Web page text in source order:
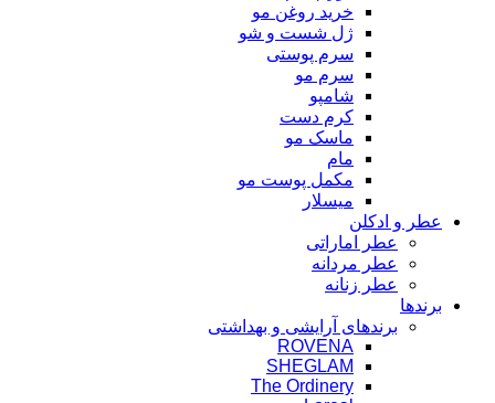
خرید روغن مو
ژل شست و شو
سرم پوستی
سرم مو
شامپو
کرم دست
ماسک مو
مام
مکمل پوست مو
میسلار
عطر و ادکلن
عطر اماراتی
عطر مردانه
عطر زنانه
برندها
برندهای آرایشی و بهداشتی
ROVENA
SHEGLAM
The Ordinery